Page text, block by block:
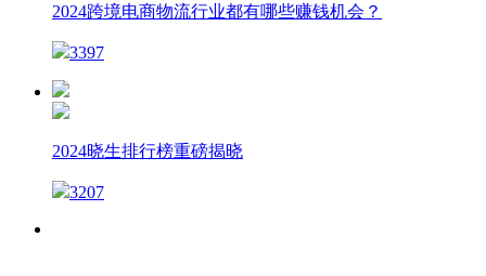
2024跨境电商物流行业都有哪些赚钱机会？
3397
2024晓生排行榜重磅揭晓
3207